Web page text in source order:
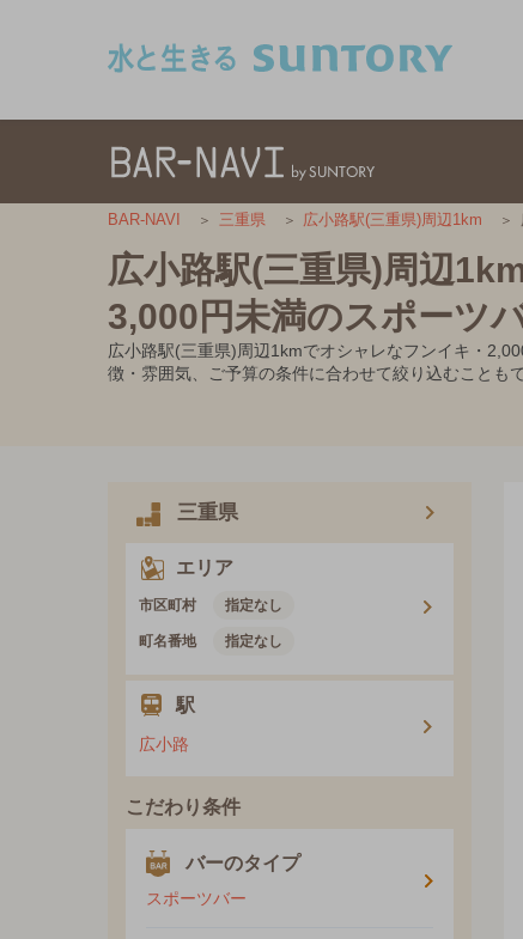
BAR-NAVI 三重県 広小路駅(三重県)周辺1km
広小路駅(三重県)周辺
3,000円未満のスポーツ
広小路駅(三重県)周辺1kmでオシャレなフンイキ・
徴・雰囲気、ご予算の条件に合わせて絞り込むことも
三重県
エリア
市区町村 指定なし
町名番地 指定なし
駅
広小路
こだわり条件
バーのタイプ
スポーツバー